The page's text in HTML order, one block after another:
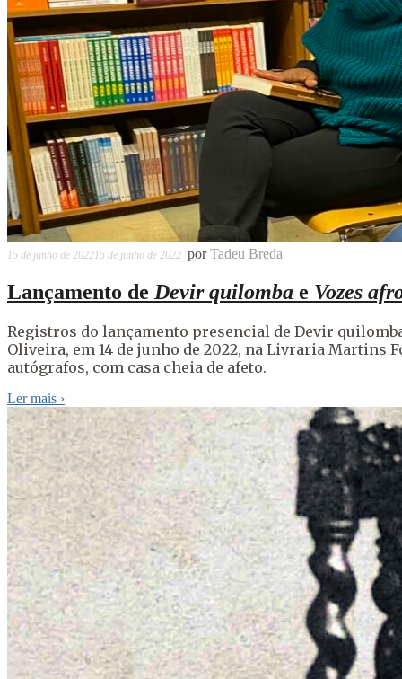
15 de junho de 202215 de junho de 2022 porTadeu Breda
Lançamento de Devir quilomba e Vozes
Registros do lançamento presencial de Devir
Oliveira, em 14 de junho de 2022, na Livraria Martins
autógrafos, com casa cheia de afeto.
Ler mais ›